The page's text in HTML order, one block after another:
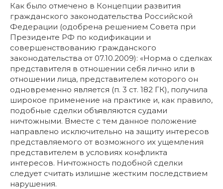
Как было отмечено в Концепции развития
гражданского законодательства Российской
Федерации (одобрена решением Совета при
Президенте РФ по кодификации и
совершенствованию гражданского
законодательства от 07.10.2009): «Норма о сделках
представителя в отношении себя лично или в
отношении лица, представителем которого он
одновременно является (п. 3 ст. 182 ГК), получила
широкое применение на практике и, как правило,
подобные сделки объявляются судами
ничтожными. Вместе с тем данное положение
направлено исключительно на защиту интересов
представляемого от возможного их ущемления
представителем в условиях конфликта
интересов. Ничтожность подобной сделки
следует считать излишне жестким последствием
нарушения.